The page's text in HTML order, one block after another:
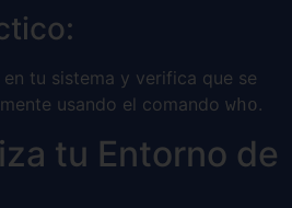
tu sistema y verifica que se
usando el comando who .
tu Entorno de